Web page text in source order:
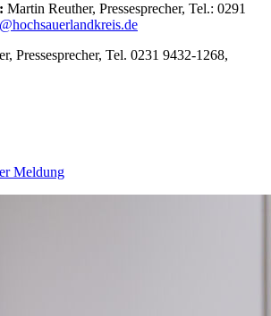
Martin Reuther, Pressesprecher, Tel.: 0291
Pressesprecher, Tel. 0231 9432-1268,
Meldung